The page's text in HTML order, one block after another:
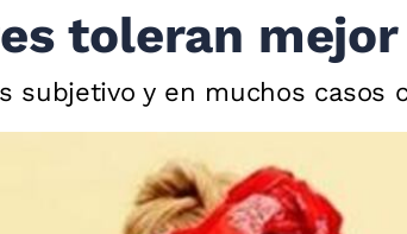
toleran
subjetivo y en muchos casos